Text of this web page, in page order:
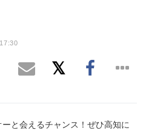
ーと会えるチャンス！ぜひ高知に